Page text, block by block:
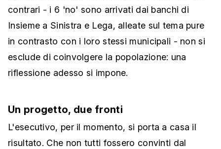
contrari - i 6 'no' sono arrivati dai banchi di
Insieme a Sinistra e Lega, alleate sul tema pure
in contrasto con i loro stessi municipali - non si
esclude di coinvolgere la popolazione: una
riflessione adesso si impone.
Un progetto, due fronti
L'esecutivo, per il momento, si porta a casa il
risultato. Che non tutti fossero convinti dal